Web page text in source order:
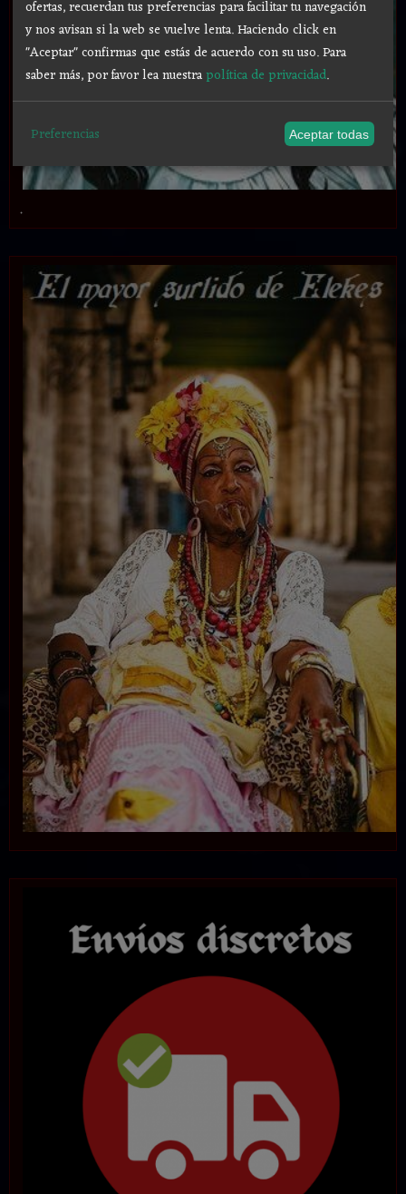
.
ofertas, recuerdan tus preferencias para facilitar tu navegación
y nos avisan si la web se vuelve lenta. Haciendo click en
"Aceptar" confirmas que estás de acuerdo con su uso.Para
saber más, por favor lea nuestrapolítica de privacidad.
Preferencias Aceptar todas